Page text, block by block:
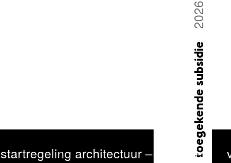
startregeling architectuur – 15 toegekende subsidie
2026